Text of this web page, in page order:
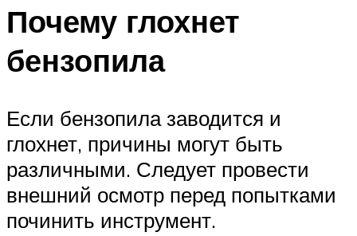
Почему глохнет
бензопила
Если бензопила заводится и
глохнет, причины могут быть
различными. Следует провести
внешний осмотр перед попытками
починить инструмент.